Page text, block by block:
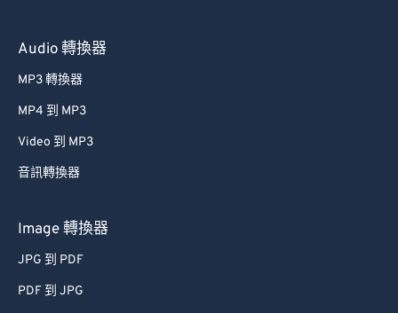
Audio 轉換器
MP3 轉換器
MP4 到 MP3
Video 到 MP3
音訊轉換器
Image 轉換器
JPG 到 PDF
PDF 到 JPG